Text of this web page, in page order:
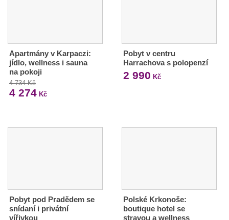
Apartmány v Karpaczi:
jídlo, wellness i sauna
na pokoji
4 734 Kč
4 274 Kč
Pobyt v centru
Harrachova s polopenzí
2 990 Kč
Pobyt pod Pradědem se
snídaní i privátní
vířivkou
Polské Krkonoše:
boutique hotel se
stravou a wellness